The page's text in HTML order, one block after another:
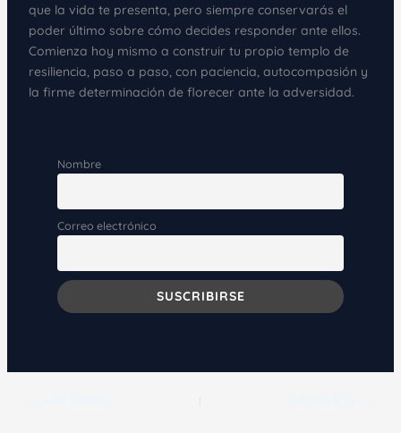
que la vida te presenta, pero siempre conservarás el
poder último sobre cómo decides responder ante ellos.
Comienza hoy mismo a construir tu propio templo de
resiliencia, paso a paso, con paciencia, autocompasión y
la firme determinación de florecer ante la adversidad.
Nombre
Correo electrónico